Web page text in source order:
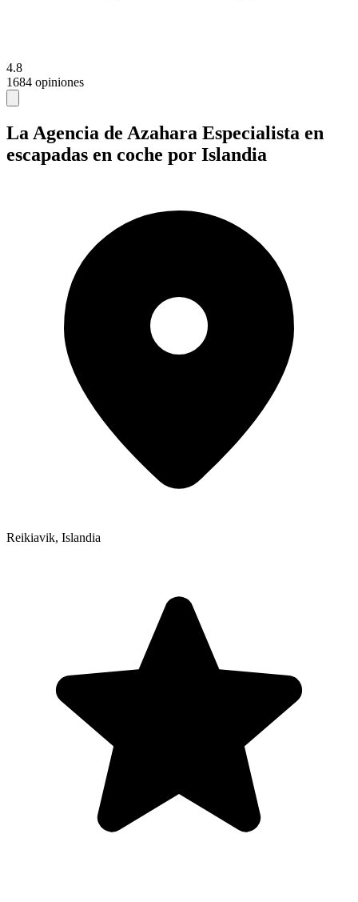
4.8
1684 opiniones
La Agencia de Azahara Especialista en
escapadas en coche por Islandia
Reikiavik, Islandia